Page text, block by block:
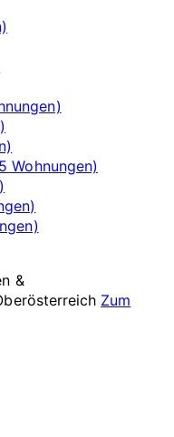
Wohnungen)
&
Zum